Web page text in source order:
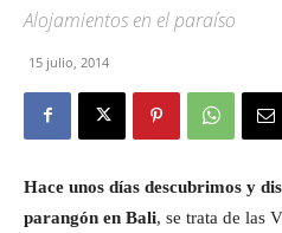
Alojamientos en el paraíso
15 julio, 2014
Hace unos días descubrimos y
parangón en Bali, se trata de las